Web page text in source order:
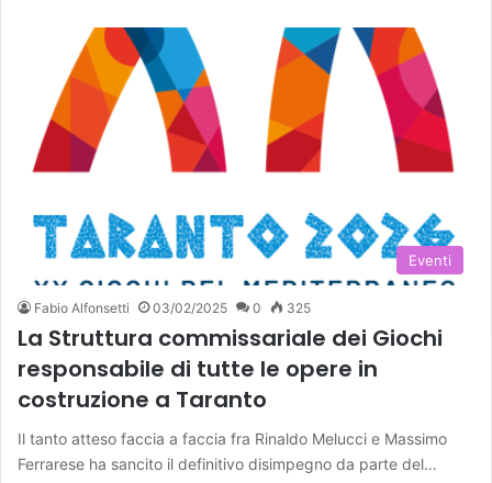
Eventi
Fabio Alfonsetti 03/02/2025 0 325
La Struttura commissariale dei Giochi
responsabile di tutte le opere in
costruzione a Taranto
Il tanto atteso faccia a faccia fra Rinaldo Melucci e Massimo
Ferrarese ha sancito il definitivo disimpegno da parte del…